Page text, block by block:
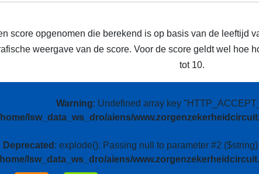
score opgenomen die berekend is op basis van de leeftijd
weergave van de score. Voor de score geldt wel hoe
tot 10.
Warning: Undefined array key
lsw_data_ws_dro/aiens/
Deprecated : explode(): Passing null to parameter #2
lsw_data_ws_dro/aiens/